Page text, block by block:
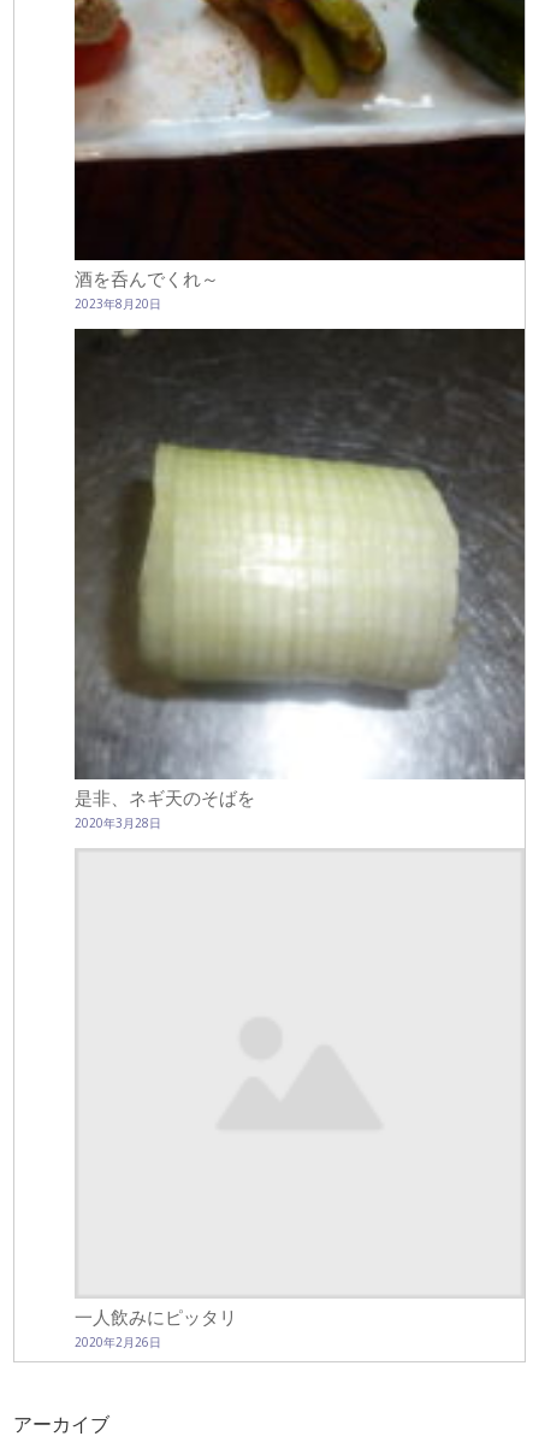
酒を呑んでくれ～
2023年8月20日
是非、ネギ天のそばを
2020年3月28日
一人飲みにピッタリ
2020年2月26日
アーカイブ